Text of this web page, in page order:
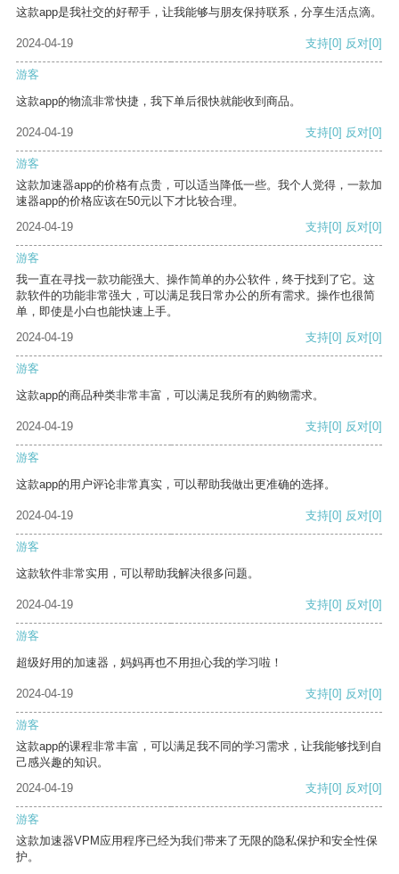
这款app是我社交的好帮手，让我能够与朋友保持联系，分享生活点滴。
2024-04-19 支持[0] 反对[0]
游客
这款app的物流非常快捷，我下单后很快就能收到商品。
2024-04-19 支持[0] 反对[0]
游客
这款加速器app的价格有点贵，可以适当降低一些。我个人觉得，一款加
速器app的价格应该在50元以下才比较合理。
2024-04-19
支持[0] 反对[0]
游客
我一直在寻找一款功能强大、操作简单的办公软件，终于找到了它。这
款软件的功能非常强大，可以满足我日常办公的所有需求。操作也很简
单，即使是小白也能快速上手。
2024-04-19
支持[0] 反对[0]
游客
这款app的商品种类非常丰富，可以满足我所有的购物需求。
2024-04-19 支持[0] 反对[0]
游客
这款app的用户评论非常真实，可以帮助我做出更准确的选择。
2024-04-19 支持[0] 反对[0]
游客
这款软件非常实用，可以帮助我解决很多问题。
2024-04-19 支持[0] 反对[0]
游客
超级好用的加速器，妈妈再也不用担心我的学习啦！
2024-04-19 支持[0] 反对[0]
游客
这款app的课程非常丰富，可以满足我不同的学习需求，让我能够找到自
己感兴趣的知识。
2024-04-19
支持[0] 反对[0]
游客
这款加速器VPM应用程序已经为我们带来了无限的隐私保护和安全性保
护。